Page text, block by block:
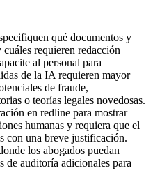
qué documentos y
requieren redacción
al personal para
de la IA requieren mayor
de fraude,
o teorías legales novedosas.
en redline para mostrar
humanas y requiera que el
con una breve justificación.
los abogados puedan
de auditoría adicionales para